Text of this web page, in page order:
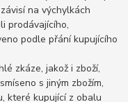
na výchylkách
prodávajícího,
podle přání kupujícího
zkáze, jakož i zboží,
s jiným zbožím,
které kupující z obalu